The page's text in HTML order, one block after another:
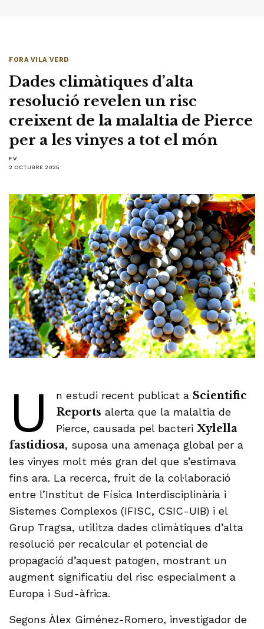
FORA VILA VERD
Dades climàtiques d’alta
resolució revelen un risc
creixent de la malaltia de Pierce
per a les vinyes a tot el món
F.V.
2 OCTUBRE 2025
U n estudi recent publicat a Scientific
Reports alerta que la malaltia de
Pierce, causada pel bacteri Xylella
fastidiosa, suposa una amenaça global per a
les vinyes molt més gran del que s’estimava
fins ara. La recerca, fruit de la col·laboració
entre l’Institut de Física Interdisciplinària i
Sistemes Complexos (IFISC, CSIC-UIB) i el
Grup Tragsa, utilitza dades climàtiques d’alta
resolució per recalcular el potencial de
propagació d’aquest patogen, mostrant un
augment significatiu del risc especialment a
Europa i Sud-àfrica.
Segons Àlex Giménez-Romero, investigador de